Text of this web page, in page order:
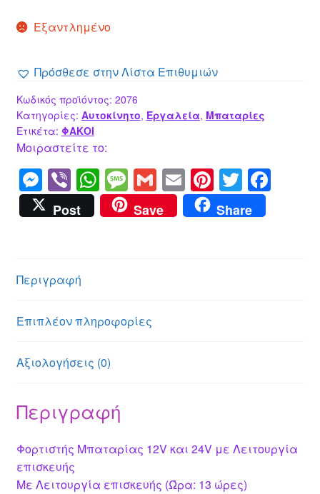
39.90 €.
Εξαντλημένο
Πρόσθεσε στην Λίστα Επιθυμιών
Κωδικός προϊόντος: 2076
Κατηγορίες: Αυτοκίνητο, Εργαλεία, Μπαταρίες
Ετικέτα: ΦΑΚΟΙ
Μοιραστείτε το:
M
e
ss
n
g
er
Vi
b
er
W
h
at
p
M
e
ss
G
m
ail
E
m
ail
Pi
nt
er
T
wi
tt
F
Post Save Share
Περιγραφή
Επιπλέον πληροφορίες
Αξιολογήσεις (0)
Περιγραφή
Φορτιστής Μπαταρίας 12V και 24V με Λειτουργία
επισκευής
Με Λειτουργία επισκευής (Ώρα: 13 ώρες)